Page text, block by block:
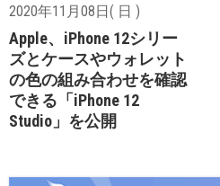
2020年11月08日( 日 )
Apple、iPhone 12シリー
ズとケースやウォレット
の色の組み合わせを確認
できる「iPhone 12
Studio」を公開